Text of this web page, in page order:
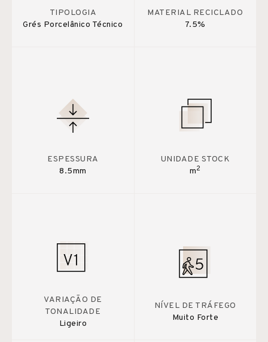
TIPOLOGIA
Grés Porcelânico Técnico
MATERIAL RECICLADO
7.5%
ESPESSURA
8.5mm
UNIDADE STOCK
m2
VARIAÇÃO DE
TONALIDADE
Ligeiro
NÍVEL DE TRÁFEGO
Muito Forte